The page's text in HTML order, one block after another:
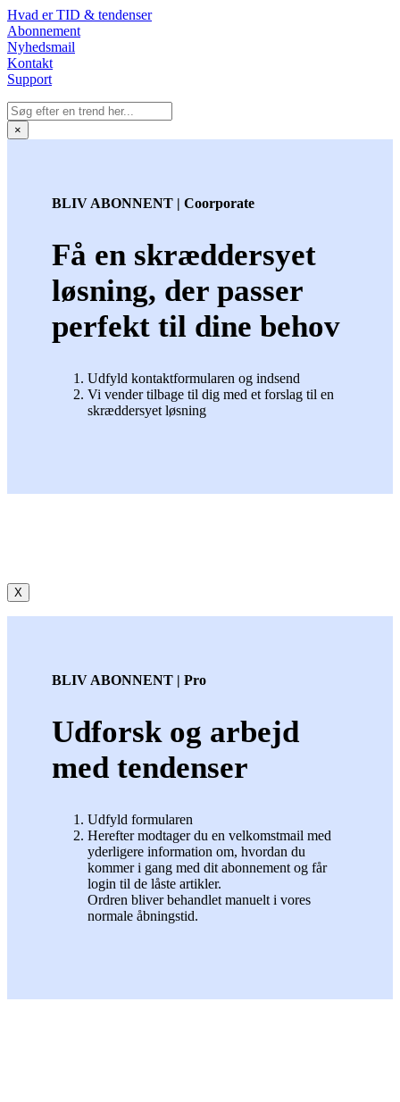
Hvad er TID & tendenser
Abonnement
Nyhedsmail
Kontakt
Support
×
BLIV ABONNENT | Coorporate
Få en skræddersyet
løsning, der passer
perfekt til dine behov
Udfyld kontaktformularen og indsend
Vi vender tilbage til dig med et forslag til en
skræddersyet løsning
X
BLIV ABONNENT | Pro
Udforsk og arbejd
med tendenser
Udfyld formularen
Herefter modtager du en velkomstmail med
yderligere information om, hvordan du
kommer i gang med dit abonnement og får
login til de låste artikler.
Ordren bliver behandlet manuelt i vores
normale åbningstid.